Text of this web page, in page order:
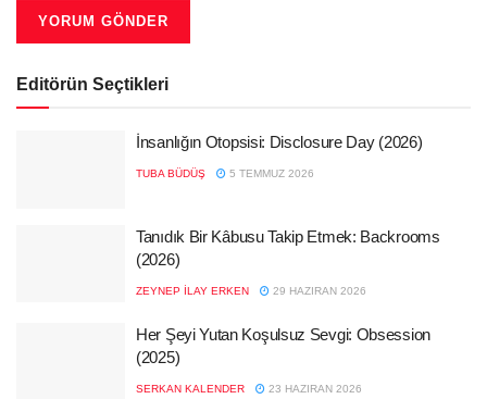
Editörün Seçtikleri
İnsanlığın Otopsisi: Disclosure Day (2026)
TUBA BÜDÜŞ 5 TEMMUZ 2026
Tanıdık Bir Kâbusu Takip Etmek: Backrooms
(2026)
ZEYNEP İLAY ERKEN 29 HAZIRAN 2026
Her Şeyi Yutan Koşulsuz Sevgi: Obsession
(2025)
SERKAN KALENDER 23 HAZIRAN 2026